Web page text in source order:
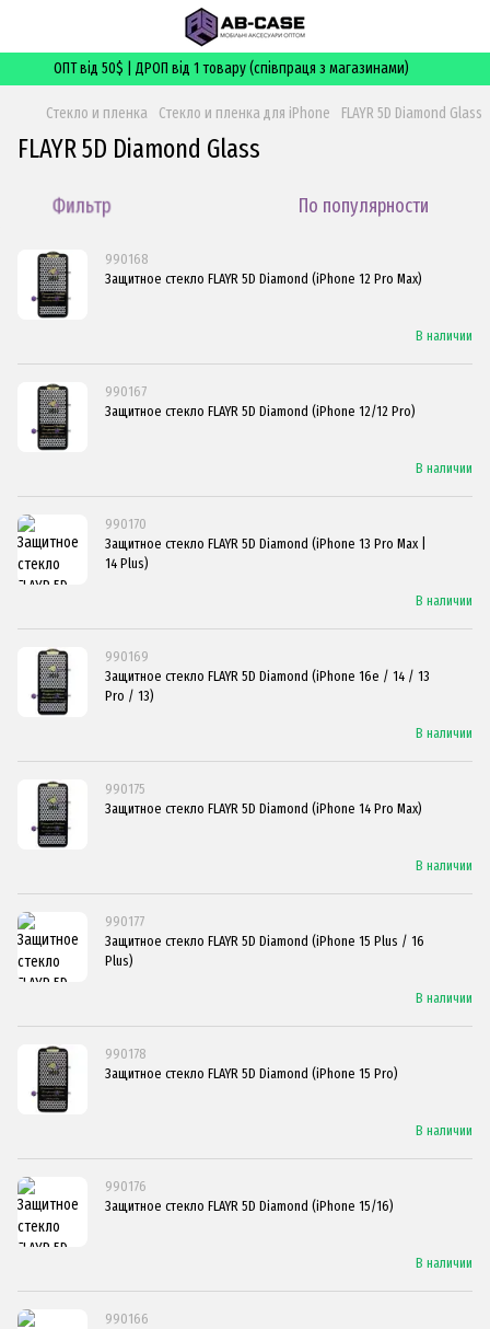
ОПТ від 50$ | ДРОП від 1 товару (співпраця з магазинами)
Стекло и пленка Стекло и пленка для iPhone FLAYR 5D Diamond Glass
FLAYR 5D Diamond Glass
Фильтр По популярности
990168
Защитное стекло FLAYR 5D Diamond (iPhone 12 Pro Max)
В наличии
990167
Защитное стекло FLAYR 5D Diamond (iPhone 12/12 Pro)
В наличии
990170
Защитное стекло FLAYR 5D Diamond (iPhone 13 Pro Max |
14 Plus)
В наличии
990169
Защитное стекло FLAYR 5D Diamond (iPhone 16e / 14 / 13
Pro / 13)
В наличии
990175
Защитное стекло FLAYR 5D Diamond (iPhone 14 Pro Max)
В наличии
990177
Защитное стекло FLAYR 5D Diamond (iPhone 15 Plus / 16
Plus)
В наличии
990178
Защитное стекло FLAYR 5D Diamond (iPhone 15 Pro)
В наличии
990176
Защитное стекло FLAYR 5D Diamond (iPhone 15/16)
В наличии
990166